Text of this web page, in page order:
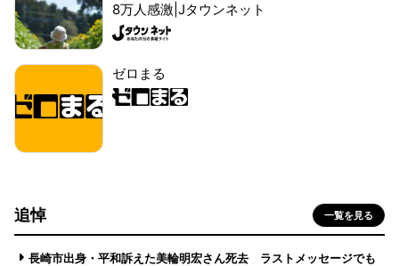
8万人感激|Jタウンネット
ゼロまる
追悼 一覧を見る
長崎市出身・平和訴えた美輪明宏さん死去 ラストメッセージでも